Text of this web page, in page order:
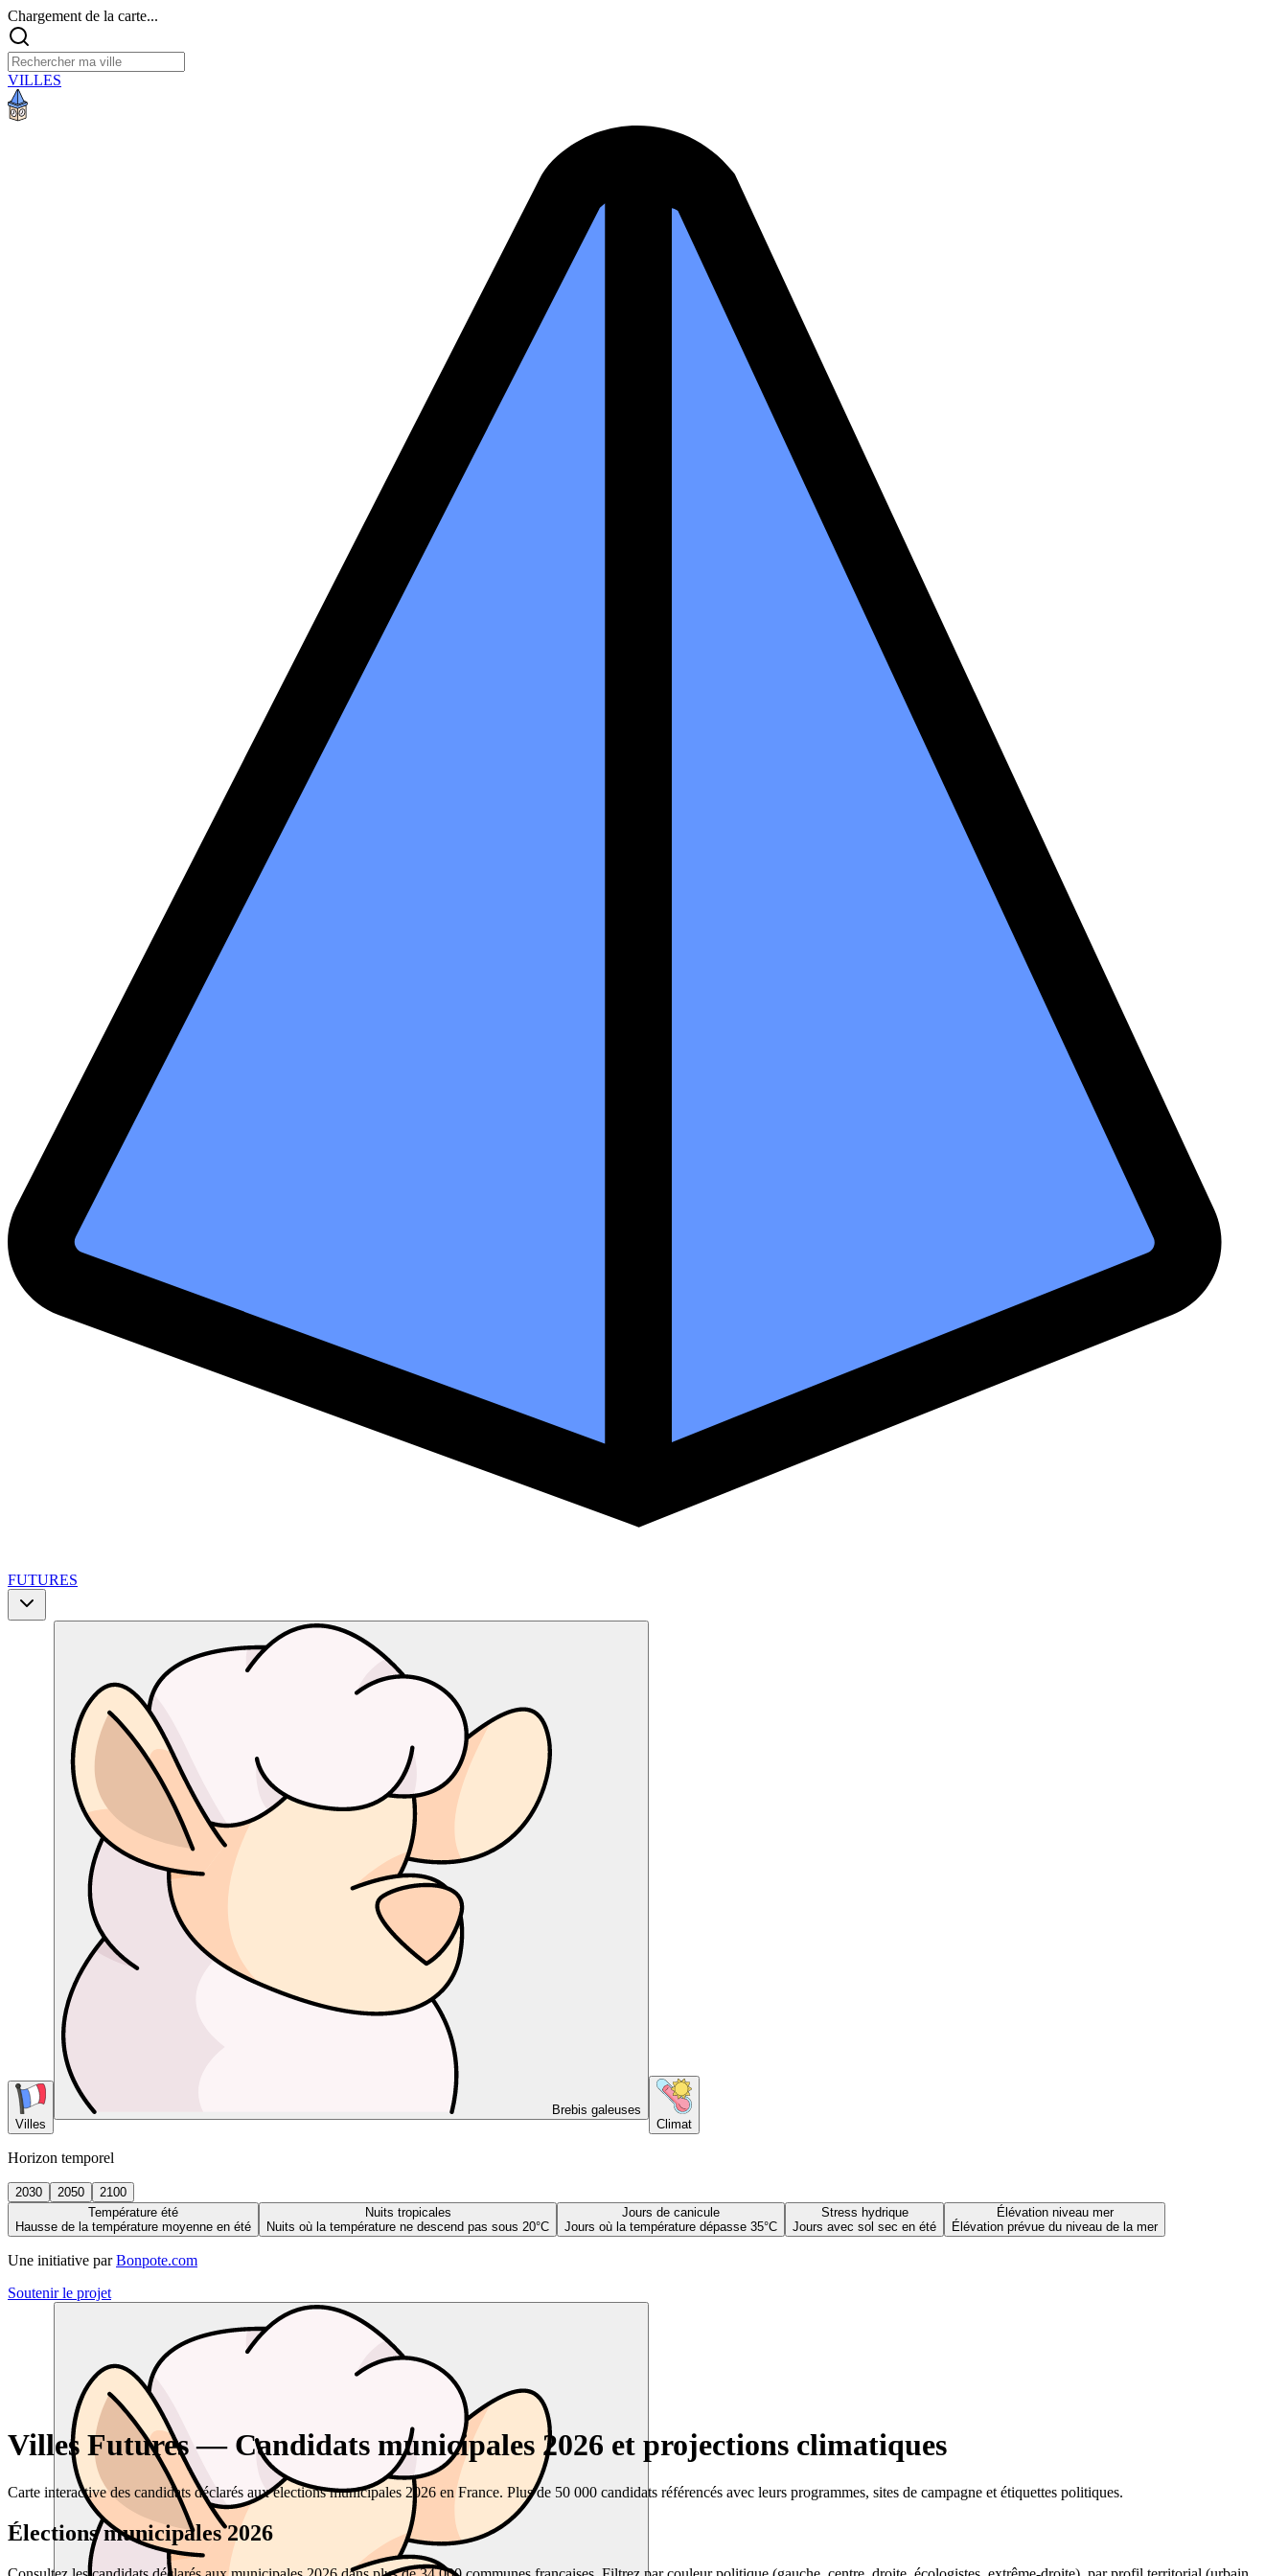
Chargement de la carte...
VILLES
FUTURES
Villes
Brebis galeuses
Climat
Horizon temporel
2030 2050
2100
Température été
Hausse de la température moyenne en été
Nuits tropicales
Nuits où la température ne descend pas sous 20°C
Jours de canicule
Jours où la température dépasse 35°C
Stress hydrique
Jours avec sol sec en été
Élévation niveau mer
Élévation prévue du niveau de la mer
Une initiative par Bonpote.com
Soutenir le projet
Villes Futures — Candidats municipales 2026 et projections climatiques
Carte interactive des candidats déclarés aux élections municipales 2026 en France. Plus de 50 000 candidats référencés avec leurs programmes, sites de campagne et étiquettes politiques.
Élections municipales 2026